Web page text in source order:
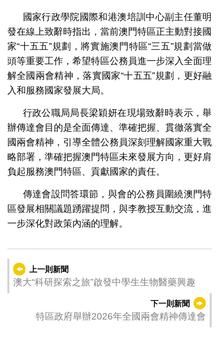
國家行政學院國際和港澳培訓中心副主任董明
發在線上致辭時指出，當前澳門特區正主動對接國
家“十五五”規劃，將實施澳門特區“三五”規劃當做
頭等重要工作，希望特區公務員進一步深入全面理
解全國兩會精神，落實國家“十五五”規劃，更好融
入和服務國家發展大局。
行政公職局局長梁穎妍在現場致辭時表示，舉
辦傳達會目的是全面傳達、準確把握、貫徹落實全
國兩會精神，引導全體公務員深刻理解國家重大戰
略部署，準確把握澳門特區未來發展方向，更好肩
負起服務澳門特區、貢獻國家的責任。
傳達會設問答環節，與會的公務員圍繞澳門特
區發展相關議題踴躍提問，與李教授互動交流，進
一步深化對政策內涵的理解。
上一則新聞
澳大“科研探索之旅”啟發中學生生物醫藥興趣
下一則新聞
特區政府舉辦2026年全國兩會精神傳達會